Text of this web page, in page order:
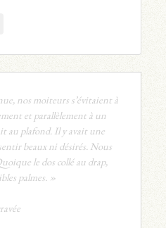
nos moiteurs s’évitaient à
et parallèlement à un
au plafond. Il y avait une
beaux ni désirés. Nous
le dos collé au drap,
palmes. »